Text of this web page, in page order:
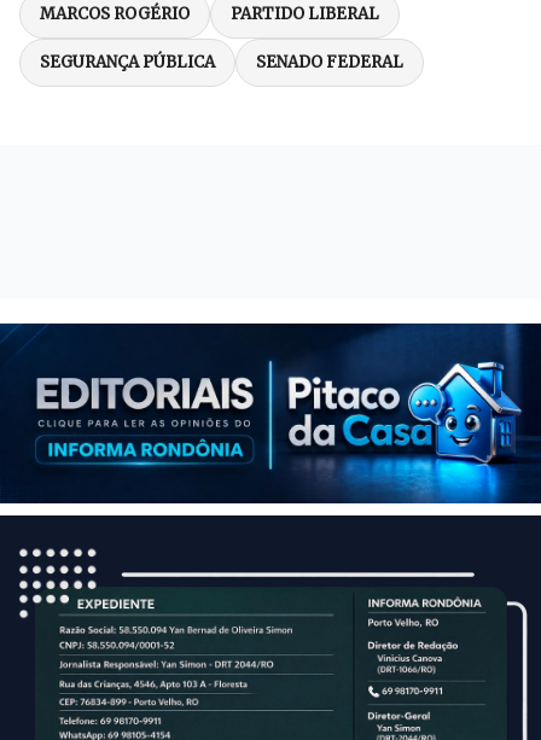
MARCOS ROGÉRIO PARTIDO LIBERAL
SEGURANÇA PÚBLICA SENADO FEDERAL